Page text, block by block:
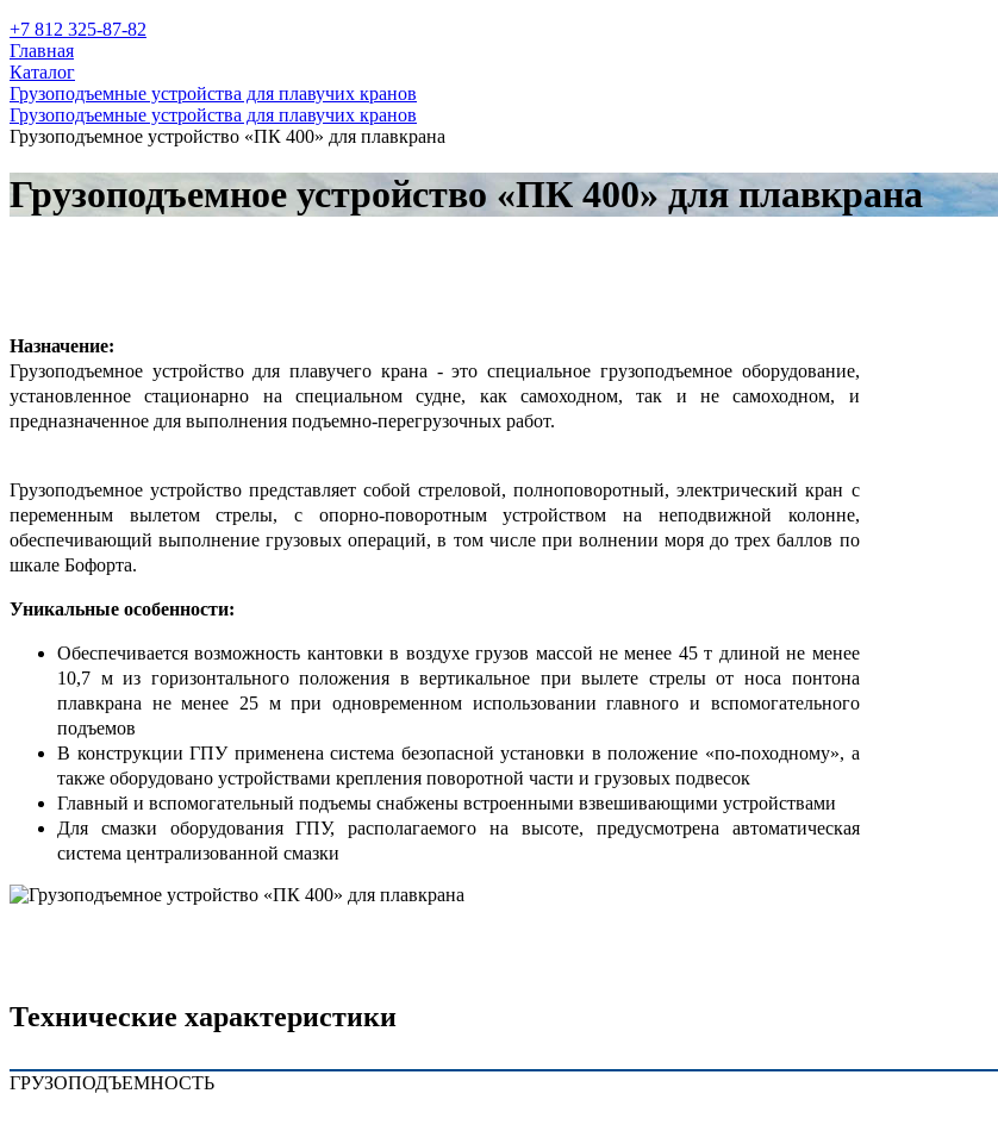
+7 812 325-87-82
Главная
Каталог
Грузоподъемные устройства для плавучих кранов
Грузоподъемные устройства для плавучих кранов
Грузоподъемное устройство «ПК 400» для плавкрана
Грузоподъемное устройство «ПК 400» для плавкрана
Назначение:
Грузоподъемное устройство для плавучего крана - это специальное грузоподъемное оборудование,
установленное стационарно на специальном судне, как самоходном, так и не самоходном, и
предназначенное для выполнения подъемно-перегрузочных работ.
Грузоподъемное устройство представляет собой стреловой, полноповоротный, электрический кран с
переменным вылетом стрелы, с опорно-поворотным устройством на неподвижной колонне,
обеспечивающий выполнение грузовых операций, в том числе при волнении моря до трех баллов по
шкале Бофорта.
Уникальные особенности:
Обеспечивается возможность кантовки в воздухе грузов массой не менее 45 т длиной не менее
10,7 м из горизонтального положения в вертикальное при вылете стрелы от носа понтона
плавкрана не менее 25 м при одновременном использовании главного и вспомогательного
подъемов
В конструкции ГПУ применена система безопасной установки в положение «по-походному», а
также оборудовано устройствами крепления поворотной части и грузовых подвесок
Главный и вспомогательный подъемы снабжены встроенными взвешивающими устройствами
Для смазки оборудования ГПУ, располагаемого на высоте, предусмотрена автоматическая
система централизованной смазки
Технические характеристики
ГРУЗОПОДЪЕМНОСТЬ